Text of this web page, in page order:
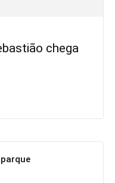
chega